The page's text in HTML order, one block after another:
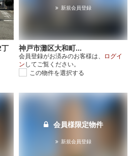
新規会員登録
神戸市灘区大和町...
会員登録がお済みのお客様は、
ログイ
ン してご覧ください。
この物件を選択する
会員様限定物件
新規会員登録